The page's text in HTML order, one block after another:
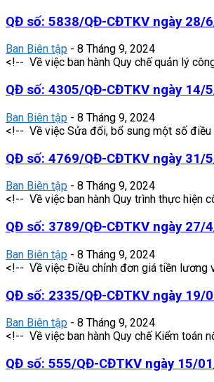
QĐ số: 5838/QĐ-CĐTKV ngày 28/
Ban Biên tập - 8 Tháng 9, 2024
<!-- Về việc ban hành Quy chế quản lý
QĐ số: 4305/QĐ-CĐTKV ngày 14/
Ban Biên tập - 8 Tháng 9, 2024
<!-- Về việc Sửa đổi, bổ sung một số điều
QĐ số: 4769/QĐ-CĐTKV ngày 31/
Ban Biên tập - 8 Tháng 9, 2024
<!-- Về việc ban hành Quy trình thực hiện
QĐ số: 3789/QĐ-CĐTKV ngày 27/
Ban Biên tập - 8 Tháng 9, 2024
<!-- Về việc Điều chỉnh đơn giá tiền lương
QĐ số: 2335/QĐ-CĐTKV ngày 19/
Ban Biên tập - 8 Tháng 9, 2024
<!-- Về việc ban hành Quy chế Kiểm
QĐ số: 555/QĐ-CĐTKV ngày 15/